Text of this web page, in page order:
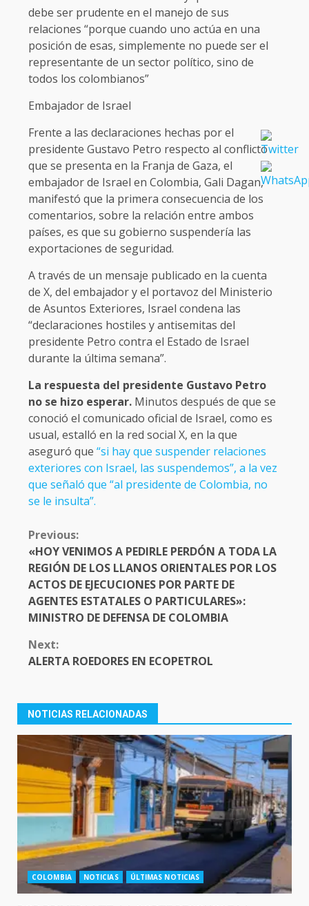
debe ser prudente en el manejo de sus
relaciones “porque cuando uno actúa en una
posición de esas, simplemente no puede ser el
representante de un sector político, sino de
todos los colombianos”
Embajador de Israel
Frente a las declaraciones hechas por el
presidente Gustavo Petro respecto al conflicto
que se presenta en la Franja de Gaza, el
embajador de Israel en Colombia, Gali Dagan,
manifestó que la primera consecuencia de los
comentarios, sobre la relación entre ambos
países, es que su gobierno suspendería las
exportaciones de seguridad.
A través de un mensaje publicado en la cuenta
de X, del embajador y el portavoz del Ministerio
de Asuntos Exteriores, Israel condena las
“declaraciones hostiles y antisemitas del
presidente Petro contra el Estado de Israel
durante la última semana”.
La respuesta del presidente Gustavo Petro
no se hizo esperar. Minutos después de que se
conoció el comunicado oficial de Israel, como es
usual, estalló en la red social X, en la que
aseguró que “si hay que suspender relaciones
exteriores con Israel, las suspendemos”, a la vez
que señaló que “al presidente de Colombia, no
se le insulta”.
CONTINUE
READING
Previous:
«HOY VENIMOS A PEDIRLE PERDÓN A TODA LA
REGIÓN DE LOS LLANOS ORIENTALES POR LOS
ACTOS DE EJECUCIONES POR PARTE DE
AGENTES ESTATALES O PARTICULARES»:
MINISTRO DE DEFENSA DE COLOMBIA
Next:
ALERTA ROEDORES EN ECOPETROL
NOTICIAS RELACIONADAS
COLOMBIA NOTICIAS ÚLTIMAS NOTICIAS